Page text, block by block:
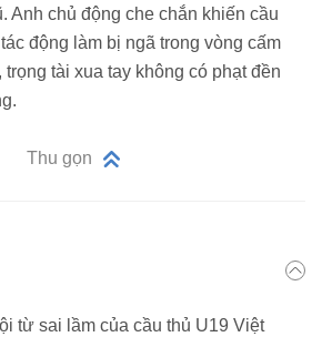
Anh chủ động che chắn khiến cầu
động làm bị ngã trong vòng cấm
tài xua tay không có phạt đền
Thu gọn
từ sai lầm của cầu thủ U19 Việt